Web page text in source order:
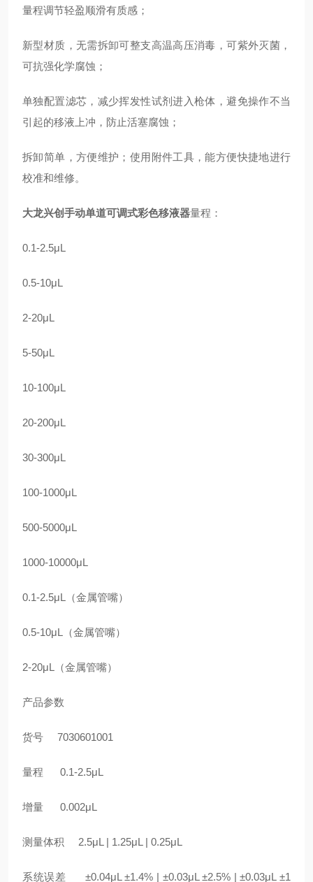
量程调节轻盈顺滑有质感；
新型材质，无需拆卸可整支高温高压消毒，可紫外灭菌，
可抗强化学腐蚀；
单独配置滤芯，减少挥发性试剂进入枪体，避免操作不当
引起的移液上冲，防止活塞腐蚀；
拆卸简单，方便维护；使用附件工具，能方便快捷地进行
校准和维修。
大龙兴创手动单道可调式彩色移液器量程：
0.1-2.5μL
0.5-10μL
2-20μL
5-50μL
10-100μL
20-200μL
30-300μL
100-1000μL
500-5000μL
1000-10000μL
0.1-2.5μL（金属管嘴）
0.5-10μL（金属管嘴）
2-20μL（金属管嘴）
产品参数
货号 7030601001
量程 0.1-2.5μL
增量 0.002μL
测量体积 2.5μL | 1.25μL | 0.25μL
系统误差 ±0.04μL ±1.4% | ±0.03μL ±2.5% | ±0.03μL ±1